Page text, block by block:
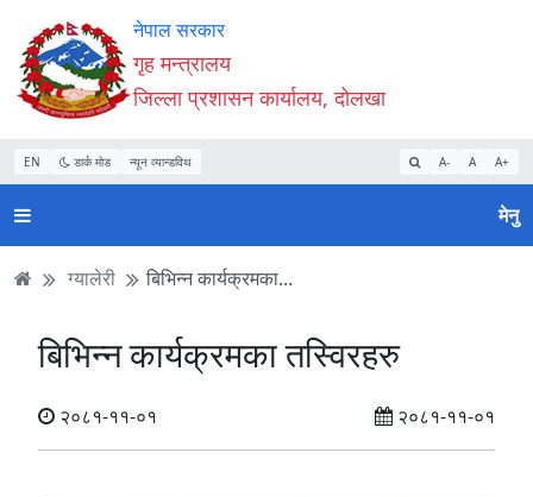
Accessibility
Mode
सुरु
गर्नुहोस्
सामाग्री
पढ्नुहाेस्
नेभिगेसन
पढ्नुहाेस्
वेबसाइट
खोजमा
जानुहोस्
नेपाल सरकार
गृह मन्त्रालय
जिल्ला प्रशासन कार्यालय, दोलखा
EN डार्क मोड न्यून व्यान्डविथ A- A A+
मेनु
ग्यालेरी बिभिन्न कार्यक्रमका...
बिभिन्न कार्यक्रमका तस्विरहरु
२०८१-११-०१ २०८१-११-०१